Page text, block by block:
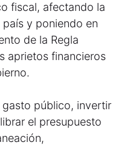
fiscal, afectando la
y poniendo en
de la Regla
aprietos financieros
gasto público, invertir
el presupuesto